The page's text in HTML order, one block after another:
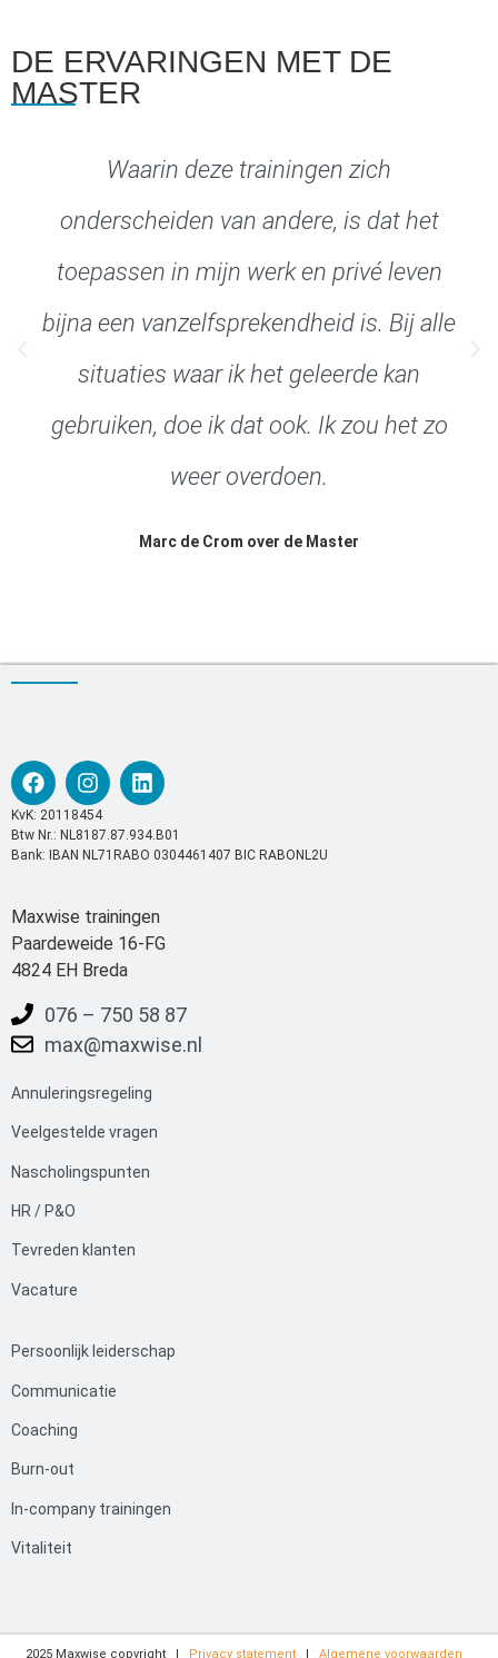
DE ERVARINGEN MET DE
MASTER
Waarin deze trainingen zich
onderscheiden van andere, is dat het
toepassen in mijn werk en privé leven
bijna een vanzelfsprekendheid is. Bij alle
situaties waar ik het geleerde kan
gebruiken, doe ik dat ook. Ik zou het zo
weer overdoen.
Marc de Crom over de Master
KvK: 20118454
Btw Nr.: NL8187.87.934.B01
Bank: IBAN NL71RABO 0304461407 BIC RABONL2U
Maxwise trainingen
Paardeweide 16-FG
4824 EH Breda
076 – 750 58 87
max@maxwise.nl
Annuleringsregeling
Veelgestelde vragen
Nascholingspunten
HR / P&O
Tevreden klanten
Vacature
Persoonlijk leiderschap
Communicatie
Coaching
Burn-out
In-company trainingen
Vitaliteit
2025 Maxwise copyright | Privacy statement | Algemene voorwaarden